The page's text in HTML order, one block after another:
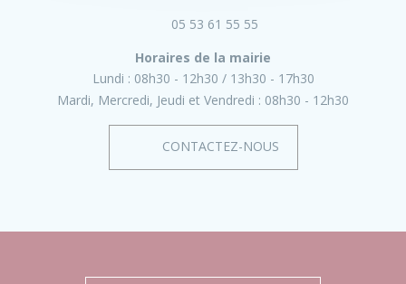
05 53 61 55 55
Horaires de la mairie
Lundi : 08h30 - 12h30
13h30 - 17h30
Mardi, Mercredi, Jeudi et Vendredi : 08h30 - 12h30
CONTACTEZ-NOUS